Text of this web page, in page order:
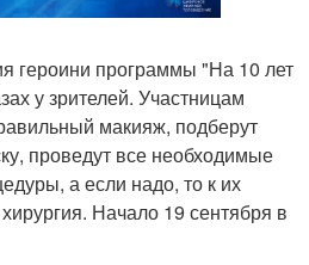
героини программы "На 10 лет
у зрителей. Участницам
макияж, подберут
проведут все необходимые
а если надо, то к их
Начало 19 сентября в